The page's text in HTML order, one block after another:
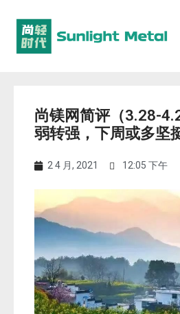
尚镁网简评（3.28-
弱转强，下周或多坚
2 4 月, 2021 12:05 下午